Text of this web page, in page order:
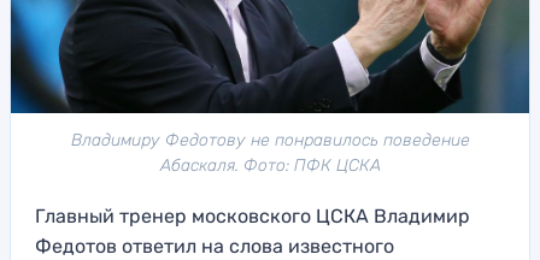
Владимиру Федотову не понравилось поведение
Абаскаля. Фото: ПФК ЦСКА
Главный тренер московского ЦСКА Владимир
Федотов ответил на слова известного